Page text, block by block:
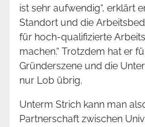
ist sehr aufwendig“, erklärt
Standort und die
für hoch-qualifizierte
machen.“ Trotzdem hat er
Gründerszene und die
nur Lob übrig.
Unterm Strich kann man
Partnerschaft zwischen